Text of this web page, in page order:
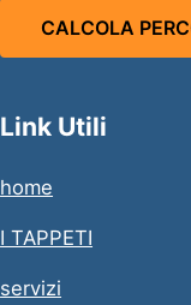
CALCOLA
Link Utili
home
I TAPPETI
servizi